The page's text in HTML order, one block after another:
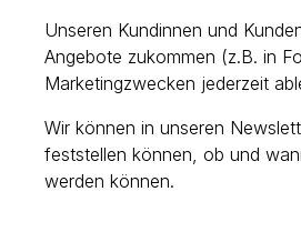
Unseren Kundinnen und
Angebote zukommen (z.B. in
Marketingzwecken jederzeit
Wir können in unseren
feststellen können, ob und
werden können.